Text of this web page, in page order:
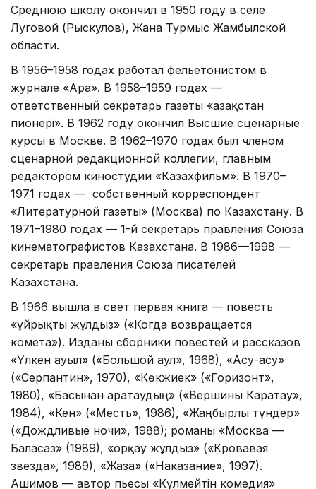
Среднюю школу окончил в 1950 году в селе
Луговой (Рыскулов), Жана Турмыс Жамбылской
области.
В 1956–1958 годах работал фельетонистом в
журнале «Ара». В 1958–1959 годах —
ответственный секретарь газеты «Қазақстан
пионері». В 1962 году окончил Высшие сценарные
курсы в Москве. В 1962–1970 годах был членом
сценарной редакционной коллегии, главным
редактором киностудии «Казахфильм». В 1970–
1971 годах — собственный корреспондент
«Литературной газеты» (Москва) по Казахстану. В
1971–1980 годах — 1-й секретарь правления Союза
кинематографистов Казахстана. В 1986—1998 —
секретарь правления Союза писателей
Казахстана.
В 1966 вышла в свет первая книга — повесть
«Құйрықты жұлдыз» («Когда возвращается
комета»). Изданы сборники повестей и рассказов
«Үлкен ауыл» («Большой аул», 1968), «Асу-асу»
(«Серпантин», 1970), «Көкжиек» («Горизонт»,
1980), «Басынан Қаратаудың» («Вершины Каратау»,
1984), «Кен» («Месть», 1986), «Жаңбырлы түндер»
(«Дождливые ночи», 1988); романы «Москва —
Баласаз» (1989), «Қорқау жұлдыз» («Кровавая
звезда», 1989), «Жаза» («Наказание», 1997).
Ашимов — автор пьесы «Күлмейтін комедия»